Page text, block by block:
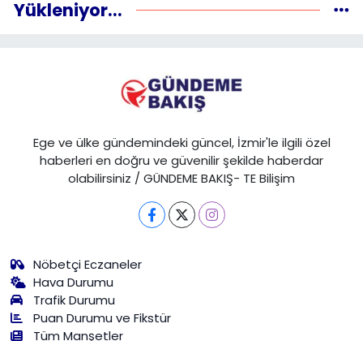
Yükleniyor...
Ege ve ülke gündemindeki güncel, İzmir'le ilgili özel
haberleri en doğru ve güvenilir şekilde haberdar
olabilirsiniz / GÜNDEME BAKIŞ- TE Bilişim
Nöbetçi Eczaneler
Hava Durumu
Trafik Durumu
Puan Durumu ve Fikstür
Tüm Manşetler